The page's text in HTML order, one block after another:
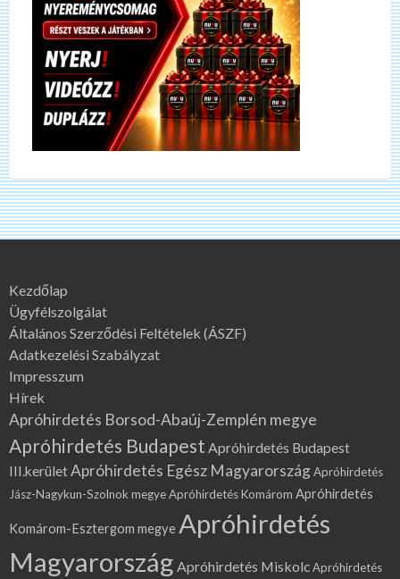
Kezdőlap
Ügyfélszolgálat
Általános Szerződési Feltételek (ÁSZF)
Adatkezelési Szabályzat
Impresszum
Hírek
Apróhirdetés Borsod-Abaúj-Zemplén megye
Apróhirdetés Budapest Apróhirdetés Budapest
III.kerületApróhirdetés Egész MagyarországApróhirdetés
Jász-Nagykun-Szolnok megyeApróhirdetés Komárom Apróhirdetés
Komárom-Esztergom megyeApróhirdetés
Magyarország Apróhirdetés MiskolcApróhirdetés